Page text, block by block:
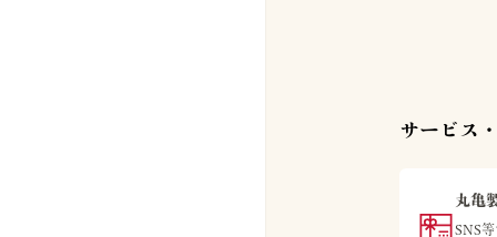
サービス
丸亀
SNS